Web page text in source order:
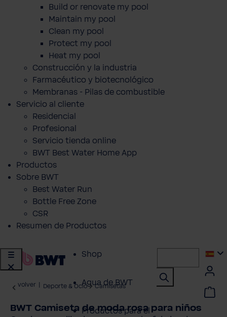
Build or renovate my pool
Maintain my pool
Clean my pool
Protect my pool
Heat my pool
Construcción y la industria
Farmacéutico y biotecnológico
Membranas - Pilas de combustible
Servicio al cliente
Residencial
Profesional
Servicio tienda online
BWT Best Water Home App
Productos
Sobre BWT
Best Water Run
Bottle Free Zone
CSR
Resumen de Productos
Shop
Agua de BWT
Productos para el
volver Deporte & Ocio Camisetas
BWT Camiseta de moda rosa para niños